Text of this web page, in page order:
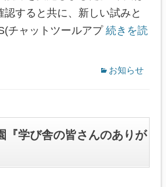
すると共に、新しい試みと
チャットツールアプ 続きを読
お知らせ
『学び舎の皆さんのありが